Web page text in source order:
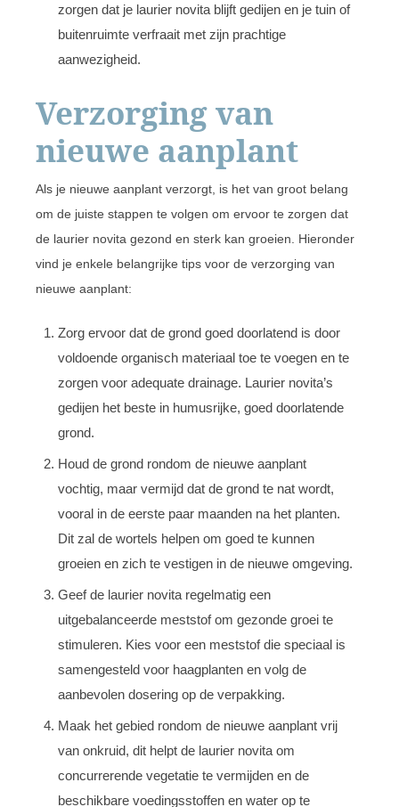
zorgen dat je laurier novita blijft gedijen en je tuin of
buitenruimte verfraait met zijn prachtige
aanwezigheid.
Verzorging van
nieuwe aanplant
Als je nieuwe aanplant verzorgt, is het van groot belang
om de juiste stappen te volgen om ervoor te zorgen dat
de laurier novita gezond en sterk kan groeien. Hieronder
vind je enkele belangrijke tips voor de verzorging van
nieuwe aanplant:
Zorg ervoor dat de grond goed doorlatend is door
voldoende organisch materiaal toe te voegen en te
zorgen voor adequate drainage. Laurier novita’s
gedijen het beste in humusrijke, goed doorlatende
grond.
Houd de grond rondom de nieuwe aanplant
vochtig, maar vermijd dat de grond te nat wordt,
vooral in de eerste paar maanden na het planten.
Dit zal de wortels helpen om goed te kunnen
groeien en zich te vestigen in de nieuwe omgeving.
Geef de laurier novita regelmatig een
uitgebalanceerde meststof om gezonde groei te
stimuleren. Kies voor een meststof die speciaal is
samengesteld voor haagplanten en volg de
aanbevolen dosering op de verpakking.
Maak het gebied rondom de nieuwe aanplant vrij
van onkruid, dit helpt de laurier novita om
concurrerende vegetatie te vermijden en de
beschikbare voedingsstoffen en water op te